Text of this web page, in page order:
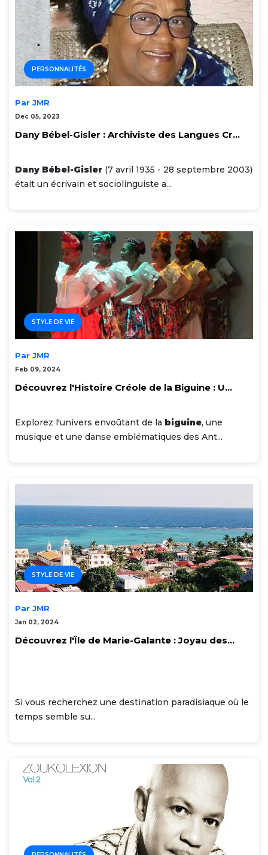
PERSONNALITÉS
Par JMR
Dec 05, 2023
Dany Bébel-Gisler : Archiviste des Langues Cr...
Dany Bébel-Gisler (7 avril 1935 - 28 septembre 2003)
était un écrivain et sociolinguiste a...
STYLE DE VIE
Par JMR
Feb 09, 2024
Découvrez l'Histoire Créole de la Biguine : U...
Explorez l'univers envoûtant de la biguine, une
musique et une danse emblématiques des Ant...
STYLE DE VIE
Par JMR
Jan 02, 2024
Découvrez l'Île de Marie-Galante : Joyau des...
Si vous recherchez une destination paradisiaque où le
temps semble su...